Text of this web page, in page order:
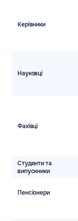
Керівники
Науковці
Фахівці
Студенти та
випускники
Пенсіонери